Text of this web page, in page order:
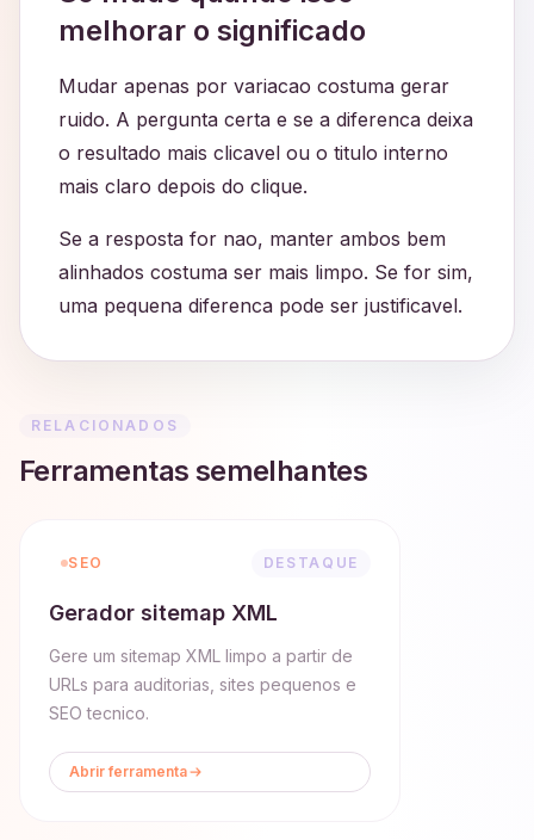
melhorar o significado
Mudar apenas por variacao costuma gerar
ruido. A pergunta certa e se a diferenca deixa
o resultado mais clicavel ou o titulo interno
mais claro depois do clique.
Se a resposta for nao, manter ambos bem
alinhados costuma ser mais limpo. Se for sim,
uma pequena diferenca pode ser justificavel.
RELACIONADOS
Ferramentas semelhantes
SEO DESTAQUE
Gerador sitemap XML
Gere um sitemap XML limpo a partir de
URLs para auditorias, sites pequenos e
SEO tecnico.
Abrir ferramenta